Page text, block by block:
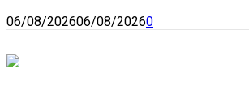
06/08/202606/08/20260